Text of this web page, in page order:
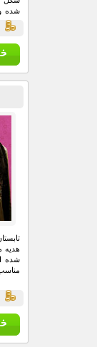
است.
هدیه
شده